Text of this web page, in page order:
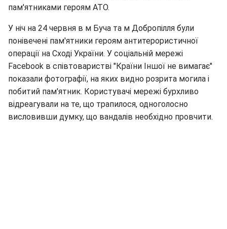
пам'ятниками героям АТО.
У ніч на 24 червня в м Буча та м Добропілля були
понівечені пам'ятники героям антитерористичної
операції на Сході України. У соціальній мережі
Facebook в співтоваристві "Країни Іншої не вимагає"
показали фотографії, на яких видно розрита могила і
побитий пам'ятник. Користувачі мережі бурхливо
відреагували на те, що трапилося, одноголосно
висловивши думку, що вандалів необхідно провчити.